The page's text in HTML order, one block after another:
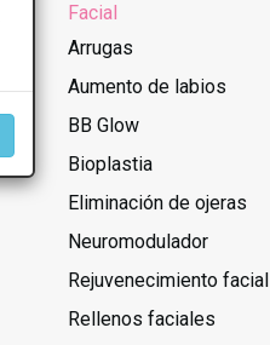
Facial
Arrugas
Aumento de labios
BB Glow
Bioplastia
Eliminación de ojeras
Neuromodulador
Rejuvenecimiento facial
Rellenos faciales